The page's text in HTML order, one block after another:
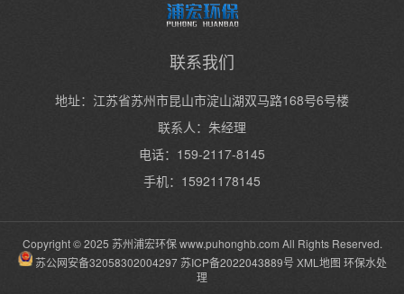
联系我们
地址：江苏省苏州市昆山市淀山湖双马路168号6号楼
联系人：朱经理
电话：159-2117-8145
手机：15921178145
Copyright © 2025 苏州浦宏环保www.puhonghb.com All Rights Reserved.
苏公网安备32058302004297 苏ICP备2022043889号 XML地图 环保水处
理